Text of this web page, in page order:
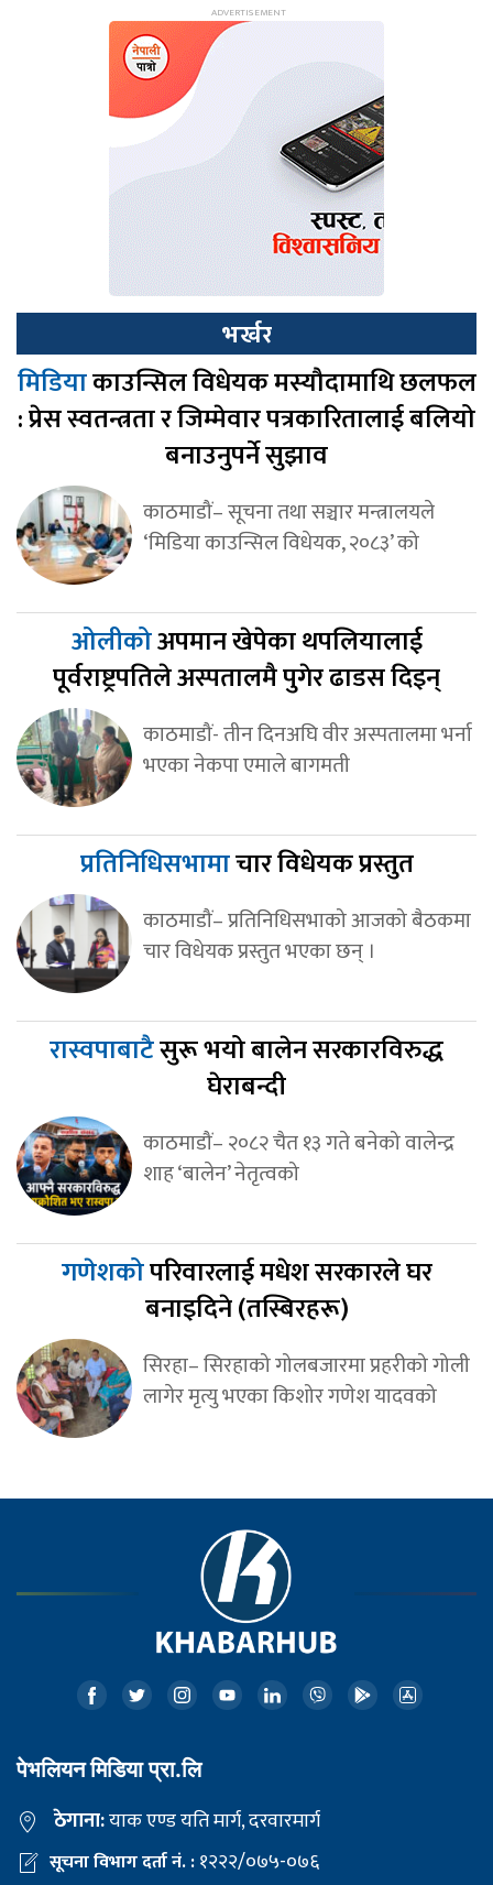
भर्खर
मिडियाकाउन्सिल विधेयक मस्यौदामाथि छलफल
: प्रेस स्वतन्त्रता र जिम्मेवार पत्रकारितालाई बलियो
बनाउनुपर्ने सुझाव
काठमाडौं– सूचना तथा सञ्चार मन्त्रालयले
‘मिडिया काउन्सिल विधेयक, २०८३’ को
ओलीकोअपमान खेपेका थपलियालाई
पूर्वराष्ट्रपतिले अस्पतालमै पुगेर ढाडस दिइन्
काठमाडौं- तीन दिनअघि वीर अस्पतालमा भर्ना
भएका नेकपा एमाले बागमती
प्रतिनिधिसभामाचार विधेयक प्रस्तुत
काठमाडौं– प्रतिनिधिसभाको आजको बैठकमा
चार विधेयक प्रस्तुत भएका छन् ।
रास्वपाबाटैसुरू भयो बालेन सरकारविरुद्ध
घेराबन्दी
काठमाडौं– २०८२ चैत १३ गते बनेको वालेन्द्र
शाह ‘बालेन’ नेतृत्वको
गणेशकोपरिवारलाई मधेश सरकारले घर
बनाइदिने (तस्बिरहरू)
सिरहा– सिरहाको गोलबजारमा प्रहरीको गोली
लागेर मृत्यु भएका किशोर गणेश यादवको
पेभलियन मिडिया प्रा.लि
ठेगाना:याक एण्ड यति मार्ग, दरवारमार्ग
सूचना विभाग दर्ता नं. :१२२२/०७५-०७६